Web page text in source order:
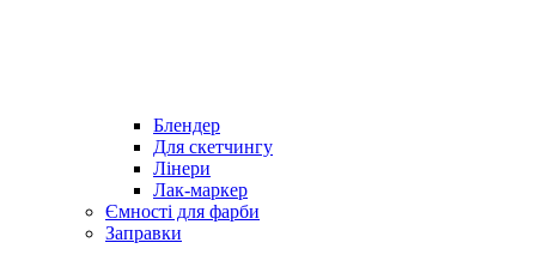
Блендер
Для скетчингу
Лінери
Лак-маркер
Ємності для фарби
Заправки